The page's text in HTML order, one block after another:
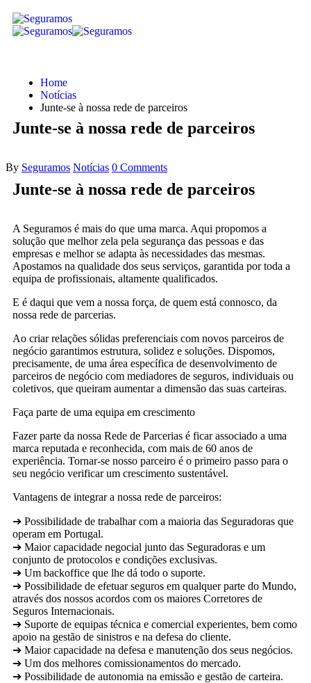
Home
Notícias
Junte-se à nossa rede de parceiros
Junte-se à nossa rede de parceiros
By Seguramos Notícias 0 Comments
Junte-se à nossa rede de parceiros
A Seguramos é mais do que uma marca. Aqui propomos a
solução que melhor zela pela segurança das pessoas e das
empresas e melhor se adapta às necessidades das mesmas.
Apostamos na qualidade dos seus serviços, garantida por toda a
equipa de profissionais, altamente qualificados.
E é daqui que vem a nossa força, de quem está connosco, da
nossa rede de parcerias.
Ao criar relações sólidas preferenciais com novos parceiros de
negócio garantimos estrutura, solidez e soluções. Dispomos,
precisamente, de uma área específica de desenvolvimento de
parceiros de negócio com mediadores de seguros, individuais ou
coletivos, que queiram aumentar a dimensão das suas carteiras.
Faça parte de uma equipa em crescimento
Fazer parte da nossa Rede de Parcerias é ficar associado a uma
marca reputada e reconhecida, com mais de 60 anos de
experiência. Tornar-se nosso parceiro é o primeiro passo para o
seu negócio verificar um crescimento sustentável.
Vantagens de integrar a nossa rede de parceiros:
➔ Possibilidade de trabalhar com a maioria das Seguradoras que
operam em Portugal.
➔ Maior capacidade negocial junto das Seguradoras e um
conjunto de protocolos e condições exclusivas.
➔ Um backoffice que lhe dá todo o suporte.
➔ Possibilidade de efetuar seguros em qualquer parte do Mundo,
através dos nossos acordos com os maiores Corretores de
Seguros Internacionais.
➔ Suporte de equipas técnica e comercial experientes, bem como
apoio na gestão de sinistros e na defesa do cliente.
➔ Maior capacidade na defesa e manutenção dos seus negócios.
➔ Um dos melhores comissionamentos do mercado.
➔ Possibilidade de autonomia na emissão e gestão de carteira.